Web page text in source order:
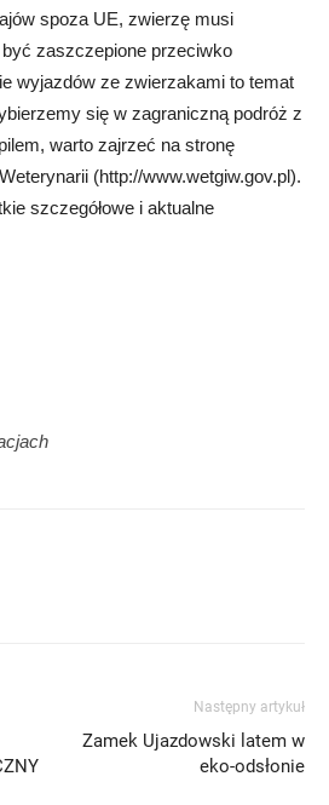
spoza UE, zwierzę musi
zaszczepione przeciwko
wyjazdów ze zwierzakami to temat
się w zagraniczną podróż z
warto zajrzeć na stronę
(http://www.wetgiw.gov.pl).
szczegółowe i aktualne
Następny artykuł
Zamek Ujazdowski latem w
eko-odsłonie